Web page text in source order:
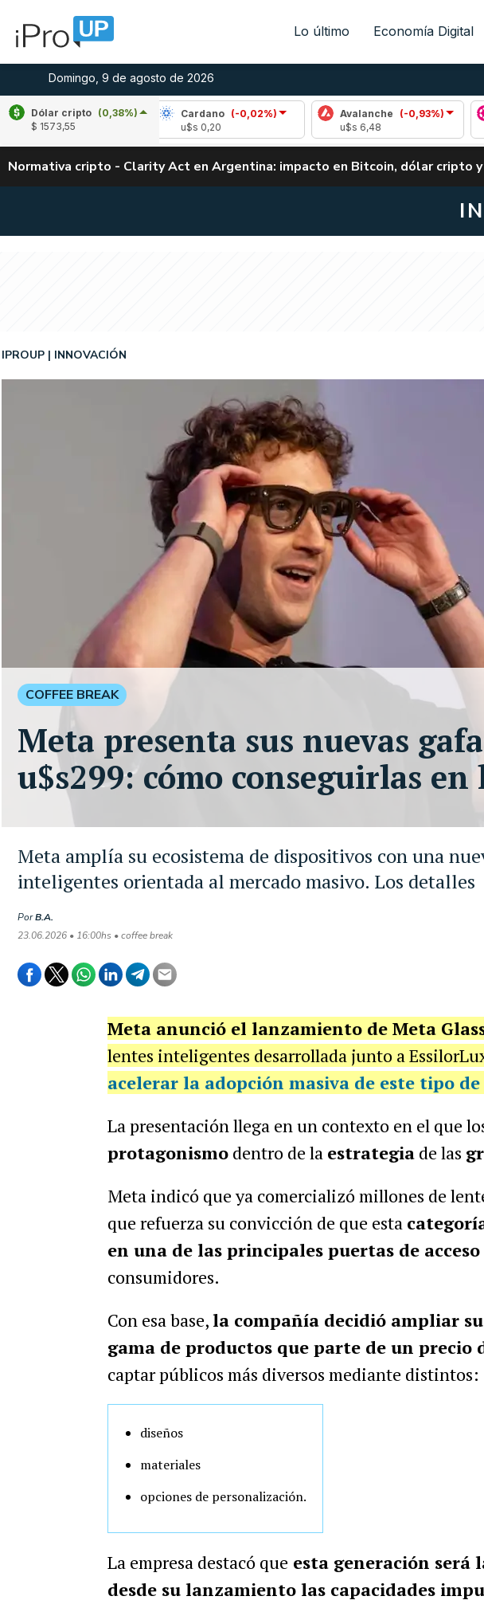
Lo último Economía Digital
Domingo, 9 de agosto de 2026
Dólar cripto (0,38%)
$ 1573,55
(0,10%)
Cardano
(-0,02%)
Avalanche (-0,93%)
Normativa cripto - Clarity Act en Argentina: impacto en Bitcoin, dólar cripto y
Meta amplía su ecosistema de dispositivos con una
inteligentes orientada al mercado masivo. Los detalles
IPROUP INNOVACIÓN
PorB.A.
23.06.2026 • 16:00hs • coffee break
COFFEE BREAK
Meta presenta sus nuevas
u$s299: cómo conseguirlas
Meta anunció el lanzamiento de Meta
lentes inteligentes desarrollada junto a
acelerar la adopción masiva de este tipo
La presentación llega en un contexto en el que
protagonismodentro de la estrategiade las
Meta indicó que ya comercializó millones de
que refuerza su convicción de que esta
en una de las principales puertas de
consumidores.
Con esa base,la compañía decidió ampliar
gama de productos que parte de un precio
captar públicos más diversos mediante distintos:
diseños
materiales
opciones de personalización.
La empresa destacó que esta generación
desde su lanzamiento las capacidades